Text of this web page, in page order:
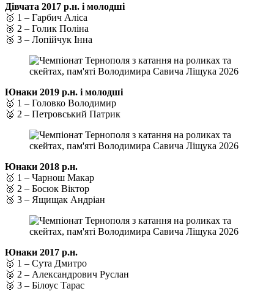
Дівчата 2017 р.н. і молодші
🥇 1 – Гарбич Аліса
🥈 2 – Голик Поліна
🥉 3 – Лопійчук Інна
Юнаки 2019 р.н. і молодші
🥇 1 – Головко Володимир
🥈 2 – Петровський Патрик
Юнаки 2018 р.н.
🥇 1 – Чарнош Макар
🥈 2 – Босюк Віктор
🥉 3 – Ящищак Андріан
Юнаки 2017 р.н.
🥇 1 – Сута Дмитро
🥈 2 – Александрович Руслан
🥉 3 – Білоус Тарас